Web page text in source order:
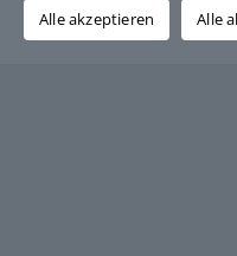
Alle akzeptieren Alle